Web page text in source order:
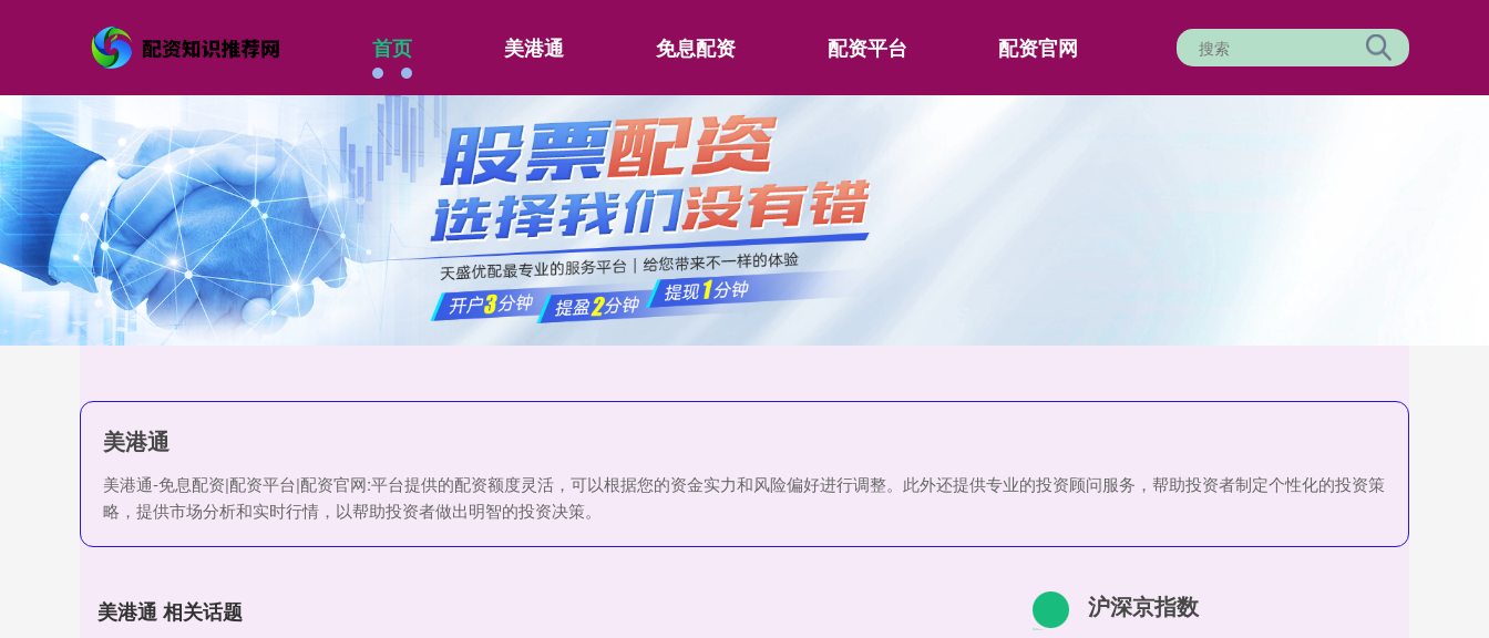
首页 美港通 免息配资 配资平台 配资官网
美港通
美港通-免息配资|配资平台|配资官网:平台提供的配资额度灵活，可以根据您的资金实力和风险偏好进行调整。此外还提供专业的投资顾问服务，帮助投资者制定个性化的投资策
略，提供市场分析和实时行情，以帮助投资者做出明智的投资决策。
美港通 相关话题 沪深京指数